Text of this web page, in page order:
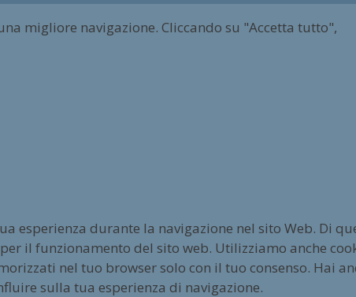
migliore navigazione. Cliccando su "Accetta tutto",
esperienza durante la navigazione nel sito Web. Di
il funzionamento del sito web. Utilizziamo anche
nel tuo browser solo con il tuo consenso. Hai
sulla tua esperienza di navigazione.